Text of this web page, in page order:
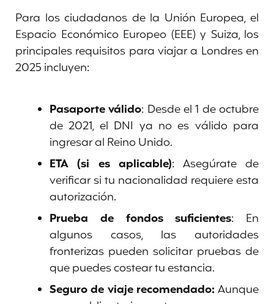
Para los ciudadanos de la Unión Europea, el
Espacio Económico Europeo (EEE) y Suiza, los
principales requisitos para viajar a Londres en
2025 incluyen:
Pasaporte válido: Desde el 1 de octubre
de 2021, el DNI ya no es válido para
ingresar al Reino Unido.
ETA (si es aplicable): Asegúrate de
verificar si tu nacionalidad requiere esta
autorización.
Prueba de fondos suficientes: En
algunos casos, las autoridades
fronterizas pueden solicitar pruebas de
que puedes costear tu estancia.
Seguro de viaje recomendado:Aunque